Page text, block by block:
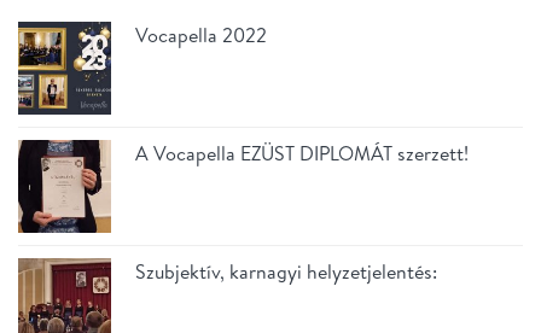
Vocapella 2022
A Vocapella EZÜST DIPLOMÁT szerzett!
Szubjektív, karnagyi helyzetjelentés: